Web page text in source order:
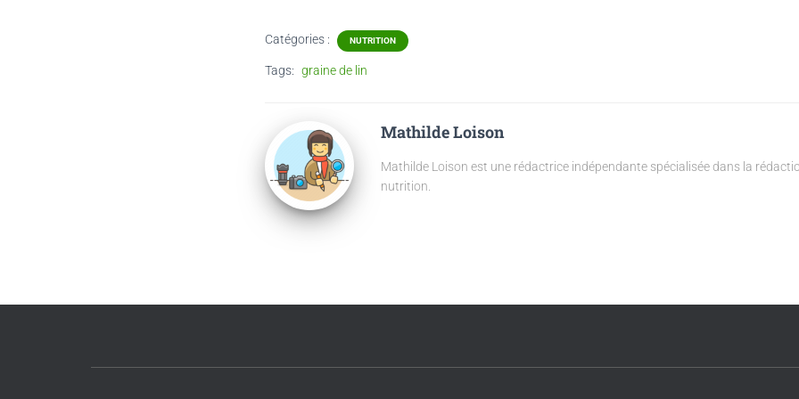
Catégories : NUTRITION
Tags: graine de lin
Mathilde Loison
Mathilde Loison est une rédactrice indépendante spécialisée dans la
nutrition.